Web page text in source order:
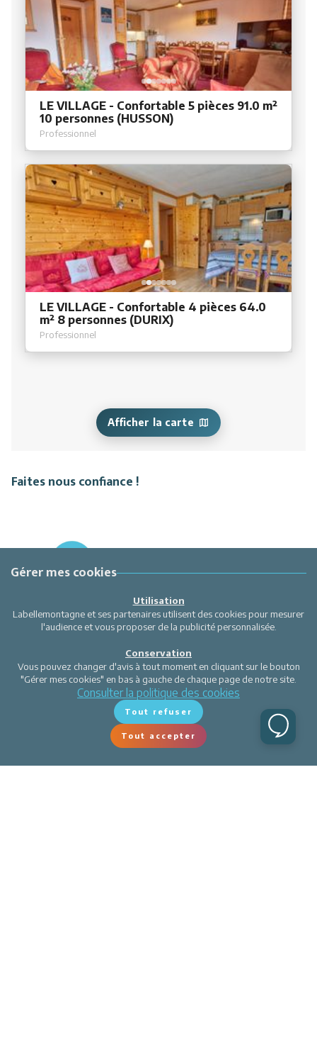
LE VILLAGE - Confortable 5 pièces 91.0 m²
10 personnes (HUSSON)
Professionnel
LE VILLAGE - Confortable 4 pièces 64.0
m² 8 personnes (DURIX)
Professionnel
Afficher la carte
Faites nous confiance !
Gérer mes cookies
Utilisation
Labellemontagne et ses partenaires utilisent des cookies pour mesurer
l'audience et vous proposer de la publicité personnalisée.
Conservation
Vous pouvez changer d'avis à tout moment en cliquant sur le bouton
"Gérer mes cookies" en bas à gauche de chaque page de notre site.
Consulter la politique des cookies
Tout refuser
Tout accepter